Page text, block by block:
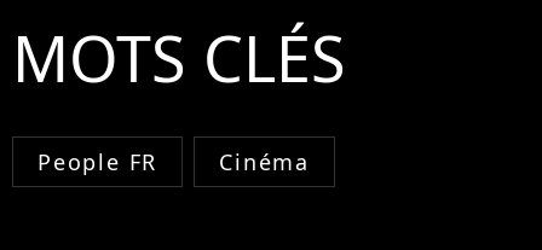
MOTS CLÉS
People FR Cinéma